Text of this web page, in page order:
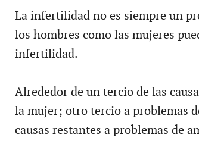
La infertilidad no es siempre un
los hombres como las mujeres
infertilidad.
Alrededor de un tercio de las
la mujer; otro tercio a problemas
causas restantes a problemas de